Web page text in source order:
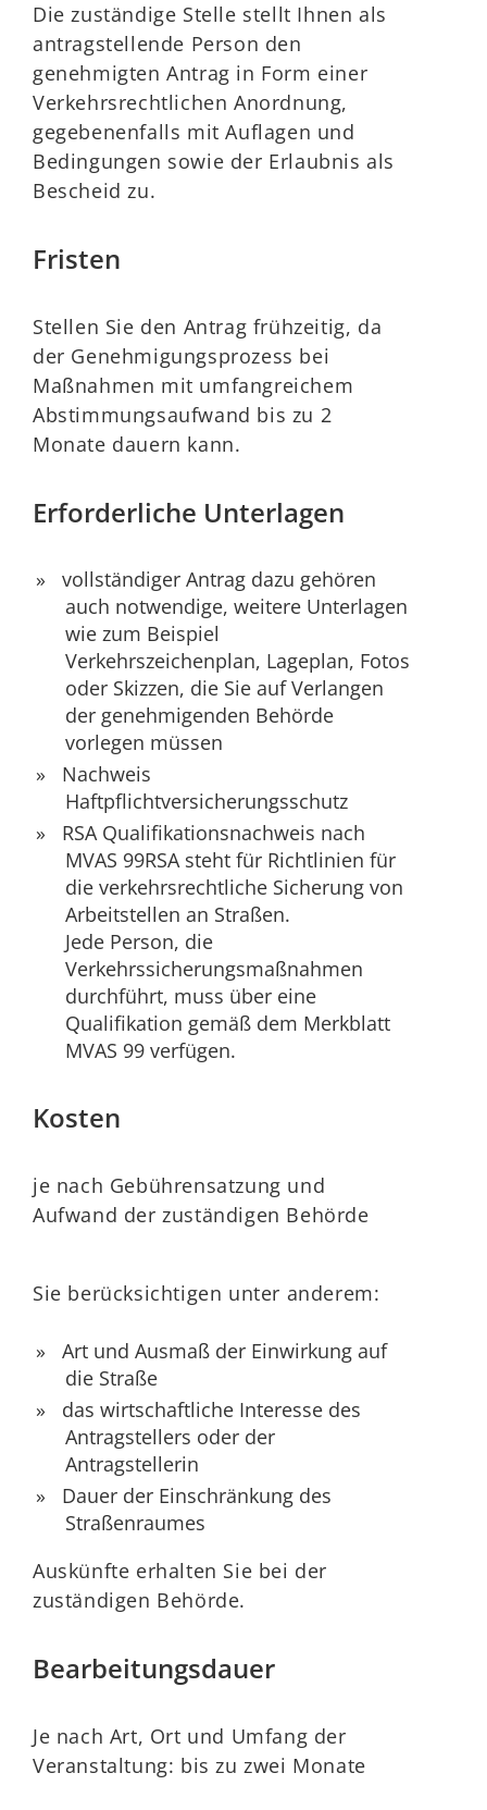
Die zuständige Stelle stellt Ihnen als
antragstellende Person den
genehmigten Antrag in Form einer
Verkehrsrechtlichen Anordnung,
gegebenenfalls mit Auflagen und
Bedingungen sowie der Erlaubnis als
Bescheid zu.
Fristen
Stellen Sie den Antrag frühzeitig, da
der Genehmigungsprozess bei
Maßnahmen mit umfangreichem
Abstimmungsaufwand bis zu 2
Monate dauern kann.
Erforderliche Unterlagen
vollständiger Antrag dazu gehören
auch notwendige, weitere Unterlagen
wie zum Beispiel
Verkehrszeichenplan, Lageplan, Fotos
oder Skizzen, die Sie auf Verlangen
der genehmigenden Behörde
vorlegen müssen
Nachweis
Haftpflichtversicherungsschutz
RSA Qualifikationsnachweis nach
MVAS 99RSA steht für Richtlinien für
die verkehrsrechtliche Sicherung von
Arbeitstellen an Straßen.
Jede Person, die
Verkehrssicherungsmaßnahmen
durchführt, muss über eine
Qualifikation gemäß dem Merkblatt
MVAS 99 verfügen.
Kosten
je nach Gebührensatzung und
Aufwand der zuständigen Behörde
Sie berücksichtigen unter anderem:
Art und Ausmaß der Einwirkung auf
die Straße
das wirtschaftliche Interesse des
Antragstellers oder der
Antragstellerin
Dauer der Einschränkung des
Straßenraumes
Auskünfte erhalten Sie bei der
zuständigen Behörde.
Bearbeitungsdauer
Je nach Art, Ort und Umfang der
Veranstaltung: bis zu zwei Monate